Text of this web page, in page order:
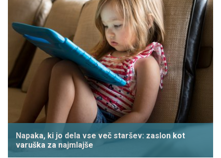
Napaka, ki jo dela vse več staršev: zaslon kot
varuška za najmlajše